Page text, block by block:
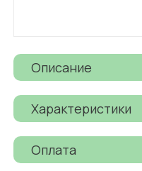
Описание
Характеристики
Оплата